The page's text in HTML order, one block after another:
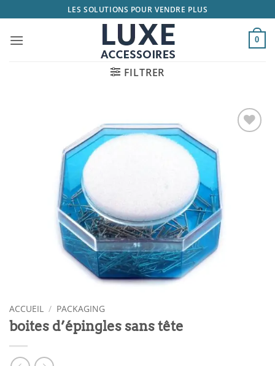
au
contenu
LES SOLUTIONS POUR VENDRE PLUS
0
FILTRER
ACCUEIL / PACKAGING
boites d’épingles sans tête